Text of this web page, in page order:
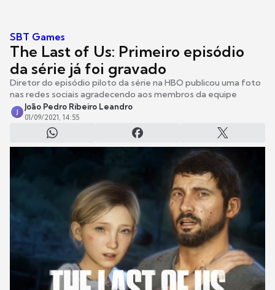
SBT Games
The Last of Us: Primeiro episódio
da série já foi gravado
Diretor do episódio piloto da série na HBO publicou uma foto
nas redes sociais agradecendo aos membros da equipe
J
João Pedro Ribeiro Leandro
01/09/2021, 14:55